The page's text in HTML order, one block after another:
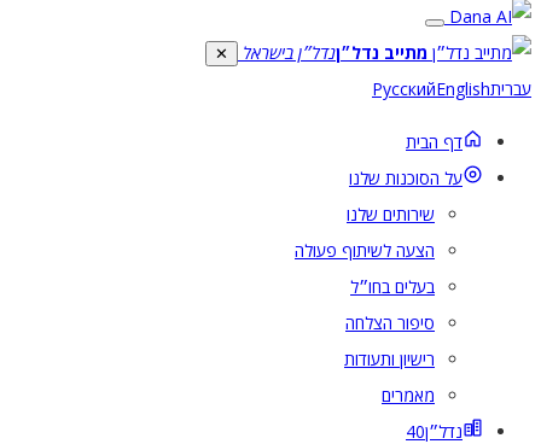
מתייב נדל״ןנדל״ן בישראל ✕
РусскийEnglish
דף הבית
על הסוכנות שלנו
שירותים שלנו
הצעה לשיתוף פעולה
בעלים בחו״ל
סיפור הצלחה
רישיון ותעודות
מאמרים
נדל״ן40